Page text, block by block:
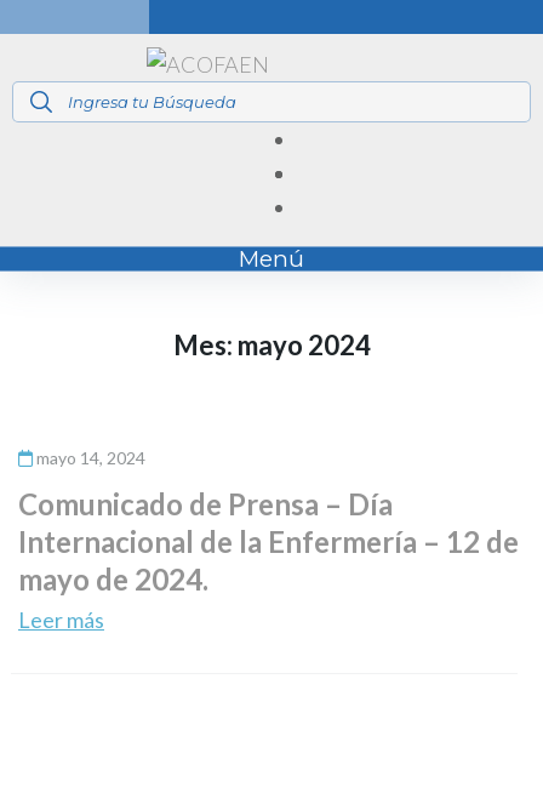
Menú
Mes: mayo 2024
mayo 14, 2024
Comunicado de Prensa – Día
Internacional de la Enfermería – 12 de
mayo de 2024.
Leer más